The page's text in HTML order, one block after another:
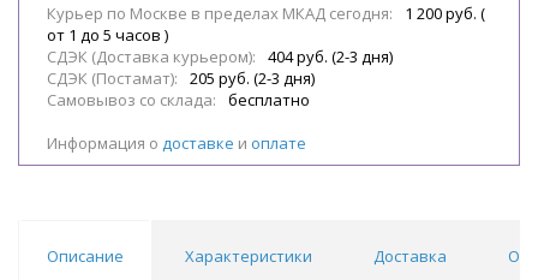
Курьер по Москве в пределах МКАД сегодня:
1 200 руб. (
от 1 до 5 часов )
СДЭК (Доставка курьером):
404 руб. (2-3 дня)
СДЭК (Постамат):
205 руб. (2-3 дня)
Самовывоз со склада:
бесплатно
Информация о доставке и оплате
Описание Характеристики Доставка